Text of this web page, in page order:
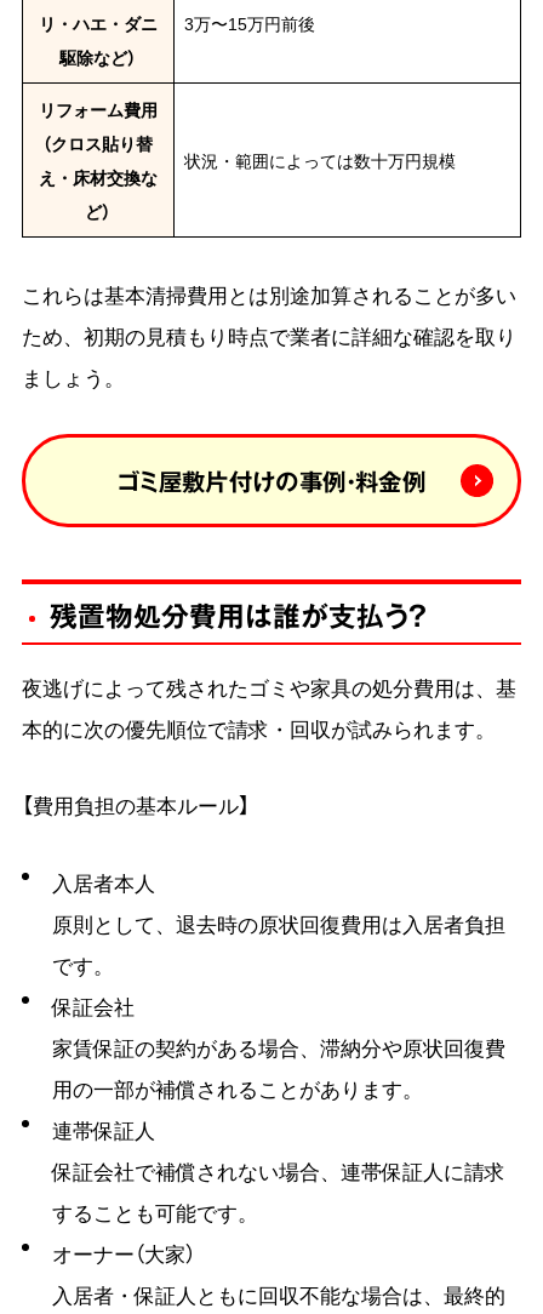
リ・ハエ・ダニ
駆除など）
3万〜15万円前後
リフォーム費用
（クロス貼り替
え・床材交換な
ど）
状況・範囲によっては数十万円規模
これらは基本清掃費用とは別途加算されることが多い
ため、初期の見積もり時点で業者に詳細な確認を取り
ましょう。
ゴミ屋敷片付けの事例・料金例
残置物処分費用は誰が支払う？
夜逃げによって残されたゴミや家具の処分費用は、基
本的に次の優先順位で請求・回収が試みられます。
【費用負担の基本ルール】
入居者本人
原則として、退去時の原状回復費用は入居者負担
です。
保証会社
家賃保証の契約がある場合、滞納分や原状回復費
用の一部が補償されることがあります。
連帯保証人
保証会社で補償されない場合、連帯保証人に請求
することも可能です。
オーナー（大家）
入居者・保証人ともに回収不能な場合は、最終的